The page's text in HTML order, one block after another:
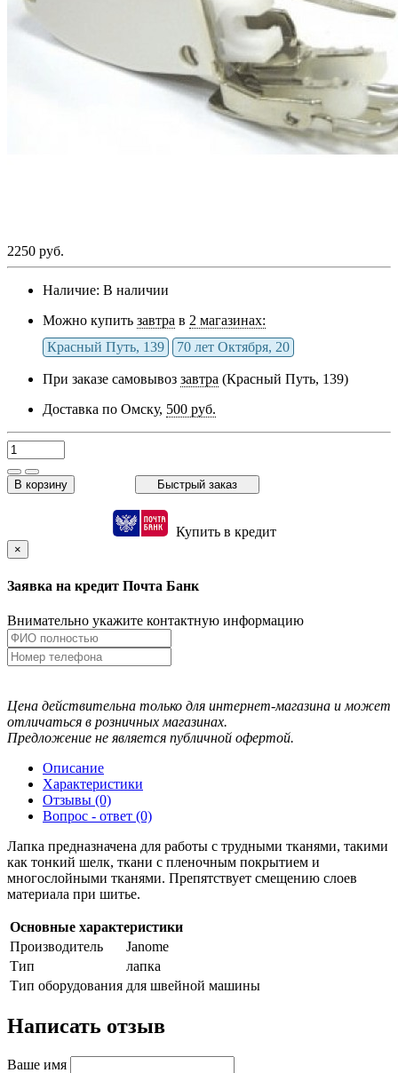
2250 руб.
Наличие: В наличии
Можно купить завтра в 2 магазинах:
Красный Путь, 139
70 лет Октября, 20
При заказе самовывоз завтра (Красный Путь, 139)
Доставка по Омску, 500 руб.
В корзину Быстрый заказ
Купить в кредит
×
Заявка на кредит Почта Банк
Внимательно укажите контактную информацию
Цена действительна только для интернет-магазина и может
отличаться в розничных магазинах.
Предложение не является публичной офертой.
Описание
Характеристики
Отзывы (0)
Вопрос - ответ (0)
Лапка предназначена для работы с трудными тканями, такими
как тонкий шелк, ткани с пленочным покрытием и
многослойными тканями. Препятствует смещению слоев
материала при шитье.
Основные характеристики
Производитель
Janome
Тип
лапка
Тип оборудования для швейной машины
Написать отзыв
Ваше имя